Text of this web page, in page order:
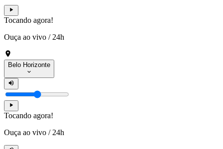
Tocando agora!
Ouça ao vivo / 24h
Belo Horizonte
Tocando agora!
Ouça ao vivo / 24h